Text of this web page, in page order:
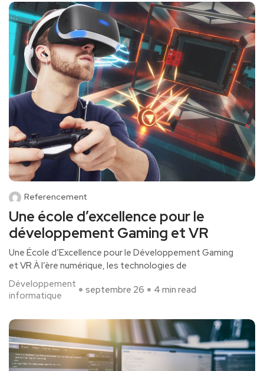
Referencement
Une école d’excellence pour le
développement Gaming et VR
Une École d’Excellence pour le Développement Gaming
et VR À l’ère numérique, les technologies de
Développement
informatique
septembre 26 4 min read